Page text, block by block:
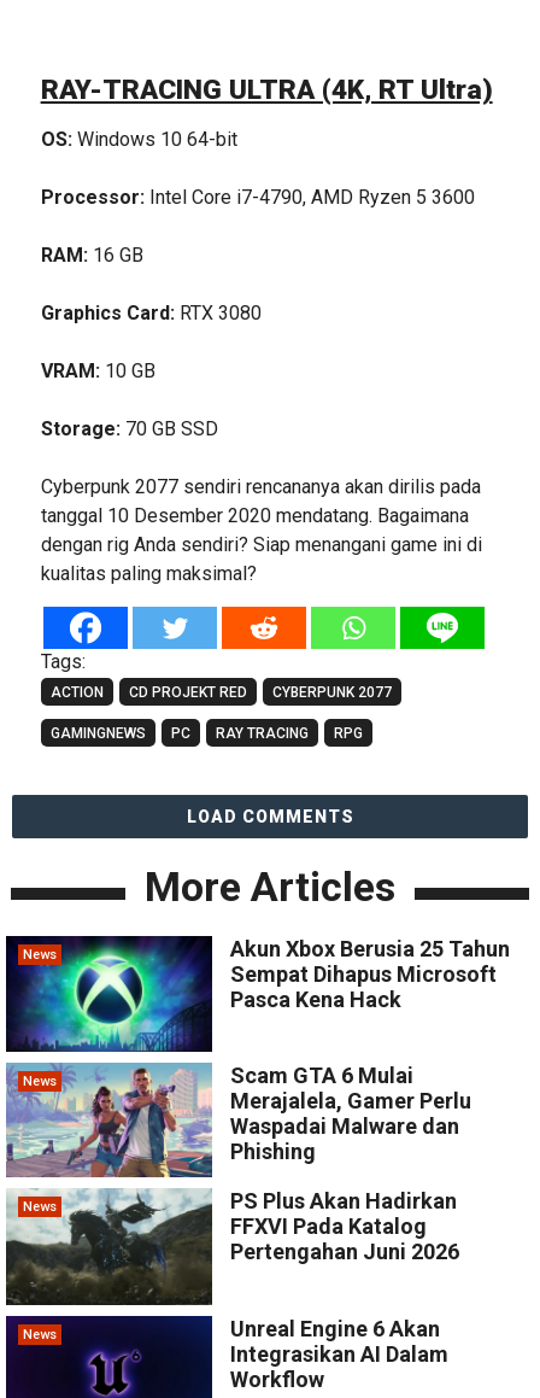
RAY-TRACING ULTRA (4K, RT Ultra)
OS:Windows 10 64-bit
Processor:Intel Core i7-4790, AMD Ryzen 5 3600
RAM:16 GB
Graphics Card:RTX 3080
VRAM:10 GB
Storage:70 GB SSD
Cyberpunk 2077 sendiri rencananya akan dirilis pada
tanggal 10 Desember 2020 mendatang. Bagaimana
dengan rig Anda sendiri? Siap menangani game ini di
kualitas paling maksimal?
Tags:
ACTION CD PROJEKT RED CYBERPUNK 2077
GAMINGNEWS PC RAY TRACING RPG
LOAD COMMENTS
More Articles
News
Akun Xbox Berusia 25 Tahun
Sempat Dihapus Microsoft
Pasca Kena Hack
News
Scam GTA 6 Mulai
Merajalela, Gamer Perlu
Waspadai Malware dan
Phishing
News
PS Plus Akan Hadirkan
FFXVI Pada Katalog
Pertengahan Juni 2026
News
Unreal Engine 6 Akan
Integrasikan AI Dalam
Workflow